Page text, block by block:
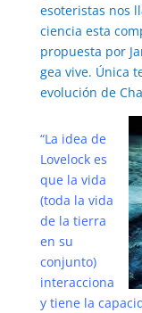
esoteristas nos
ciencia esta
propuesta por
gea vive. Única
evolución de
“La idea de
Lovelock es
que la vida
(toda la vida
de la tierra
en su
conjunto)
interacciona
y tiene la